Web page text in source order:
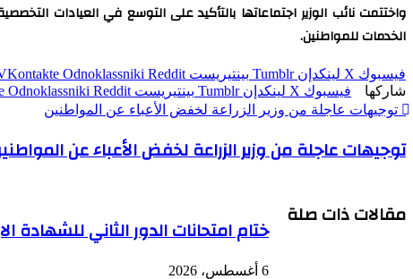
واختتمت نائب الوزير اجتماعاتها بالتأكيد على التوسع في العيادات
الخدمات للمواطنين.
فيسبوك ‫X لينكدإن بينتيريست Odnoklassniki
شاركها
فيسبوك ‫X لينكدإن بينتيريست Odnoklassniki
توجيهات عاجلة من وزير الزراعة لخفض الأعباء عن المواطنين
توجيهات عاجلة من وزير الزراعة لخفض الأعباء عن
مقالات ذات صلة
ختام امتحانات الدور الثاني للشهادة
6 أغسطس، 2026